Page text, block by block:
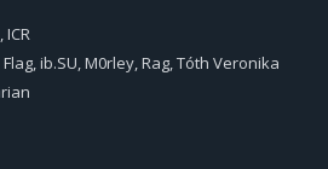
Flag, ib.SU, M0rley, Rag, Tóth Veronika